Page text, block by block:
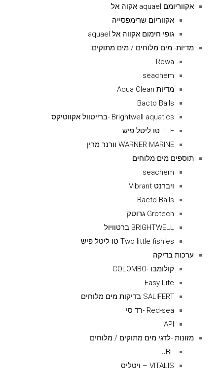
אקווריומם aquael אקוה אל
אקווריום שרימפסייה
גופי חימום אקווה אל aquael
מדיות- מים מלוחים / מים מתוקים
Rowa
seachem
מדיות Aqua Clean
Bacto Balls
Brightwell aquatics -ברייטוול אקווטיקס
TLF טו ליטל פיש
WARNER MARINE וורנר מרין
תוספים מים מלוחים
seachem
ויברנט Vibrant
Bacto Balls
Grotech גרוטק
BRIGHTWELL ברטוויול
Two little fishies טו ליטל פיש
ערכות בדיקה
קולומבו -COLOMBO
Easy Life
SALIFERT בדיקות מים מלוחים
Red-sea -רד סי
API
מזונות -לדגי מים מתוקים / מלוחים
JBL
VITALIS – ויטליס